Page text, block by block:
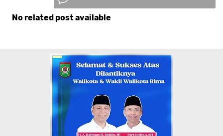
No related post available